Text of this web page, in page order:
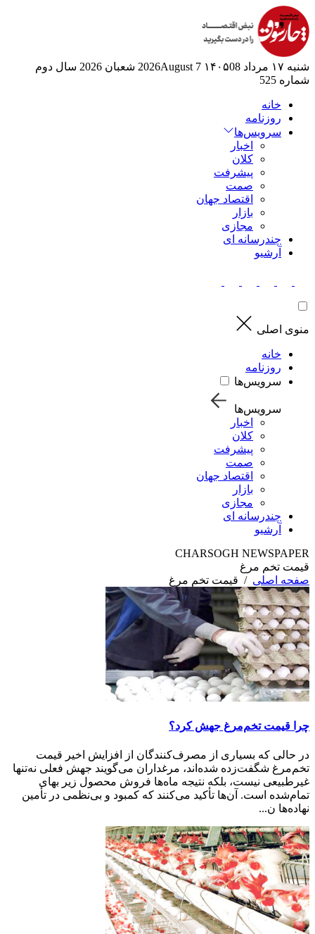
شنبه ۱۷ مرداد ۱۴۰۵ 08 2026August 7 شعبان 2026
سال دوم
شماره 525
خانه
روزنامه
سرویس‌ها
اخبار
کلان
پیشرفت
صمت
اقتصاد جهان
بازار
مجازی
چندرسانه ای
آرشیو
منوی اصلی
خانه
روزنامه
سرویس‌ها
سرویس‌ها
اخبار
کلان
پیشرفت
صمت
اقتصاد جهان
بازار
مجازی
چندرسانه ای
آرشیو
CHARSOGH NEWSPAPER
قیمت تخم مرغ
صفحه اصلی / قیمت تخم مرغ
چرا قیمت تخم‌مرغ جهش کرد؟
در حالی که بسیاری از مصرف‌کنندگان از افزایش اخیر قیمت
تخم‌مرغ شگفت‌زده شده‌اند، مرغداران می‌گویند جهش فعلی نه‌تنها
غیرطبیعی نیست، بلکه نتیجه ماه‌ها فروش محصول زیر بهای
تمام‌شده است. آن‌ها تأکید می‌کنند که کمبود و بی‌نظمی در تأمین
نهاده‌ها ن...